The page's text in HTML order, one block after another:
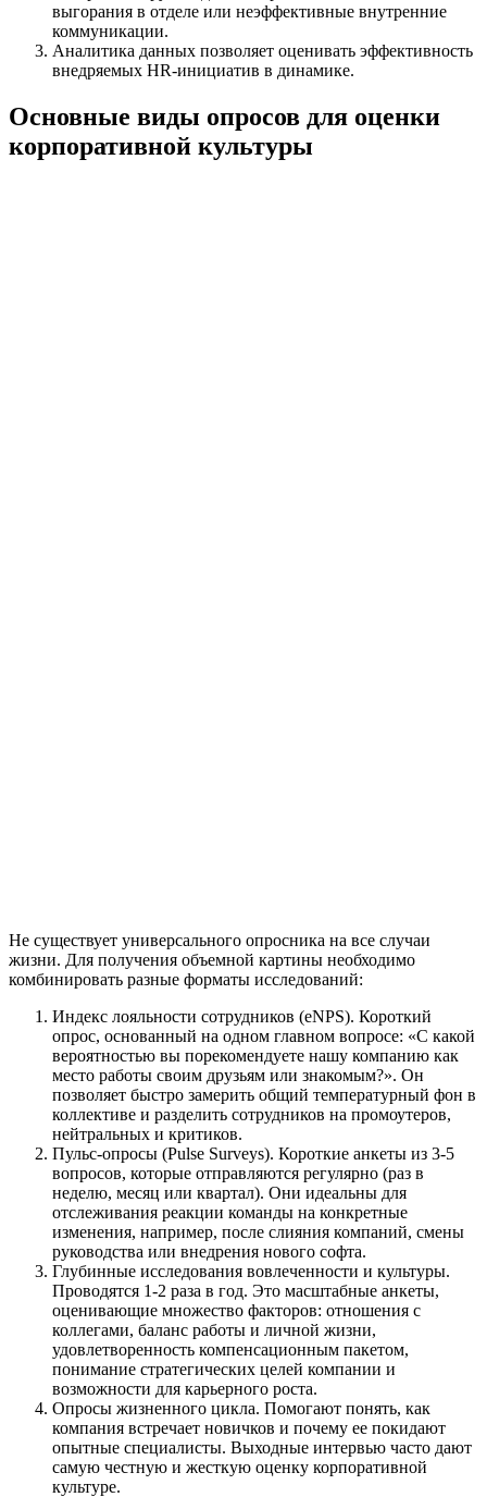
выгорания в отделе или неэффективные внутренние
коммуникации.
Аналитика данных позволяет оценивать эффективность
внедряемых HR-инициатив в динамике.
Основные виды опросов для оценки
корпоративной культуры
Не существует универсального опросника на все случаи
жизни. Для получения объемной картины необходимо
комбинировать разные форматы исследований:
Индекс лояльности сотрудников (eNPS). Короткий
опрос, основанный на одном главном вопросе: «С какой
вероятностью вы порекомендуете нашу компанию как
место работы своим друзьям или знакомым?». Он
позволяет быстро замерить общий температурный фон в
коллективе и разделить сотрудников на промоутеров,
нейтральных и критиков.
Пульс-опросы (Pulse Surveys). Короткие анкеты из 3-5
вопросов, которые отправляются регулярно (раз в
неделю, месяц или квартал). Они идеальны для
отслеживания реакции команды на конкретные
изменения, например, после слияния компаний, смены
руководства или внедрения нового софта.
Глубинные исследования вовлеченности и культуры.
Проводятся 1-2 раза в год. Это масштабные анкеты,
оценивающие множество факторов: отношения с
коллегами, баланс работы и личной жизни,
удовлетворенность компенсационным пакетом,
понимание стратегических целей компании и
возможности для карьерного роста.
Опросы жизненного цикла. Помогают понять, как
компания встречает новичков и почему ее покидают
опытные специалисты. Выходные интервью часто дают
самую честную и жесткую оценку корпоративной
культуре.